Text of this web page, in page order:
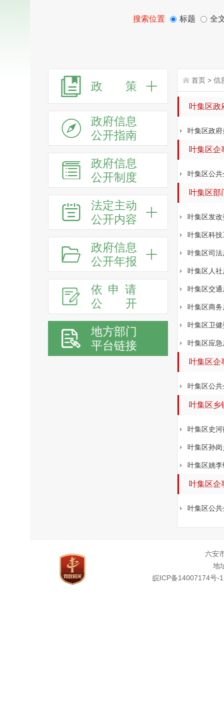
搜索位置 标题 全
政 策
政府信息
公开指南
政府信息
公开制度
法定主动
公开内容
政府信息
公开年报
依申请
公
开
地方部门
平台链接
首页 > 信
叶集区政
叶集区政府
叶集区企
叶集区公
叶集区
叶集区发改
叶集区科
叶集区司法
叶集区人社
叶集区交通
叶集区商务
叶集区卫健
叶集区应急
叶集区企
叶集区公
叶集区乡
叶集区史河
叶集区孙岗
叶集区姚李
叶集区企
叶集区公
六安
地
皖ICP备14007174号-1